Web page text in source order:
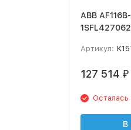
ABB
Артикул:
127 514 ₽
Осталась
В